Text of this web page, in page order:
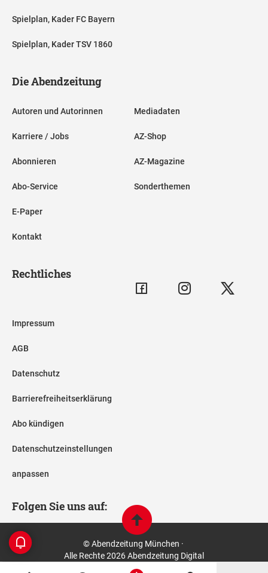
Spielplan, Kader FC Bayern
Spielplan, Kader TSV 1860
Die Abendzeitung
Autoren und Autorinnen
Karriere / Jobs
Abonnieren
Abo-Service
E-Paper
Kontakt
Mediadaten
AZ-Shop
AZ-Magazine
Sonderthemen
Rechtliches
Impressum
AGB
Datenschutz
Barrierefreiheitserklärung
Abo kündigen
Datenschutzeinstellungen
anpassen
Folgen Sie uns auf:
© Abendzeitung München ·
Alle Rechte 2026 Abendzeitung Digital